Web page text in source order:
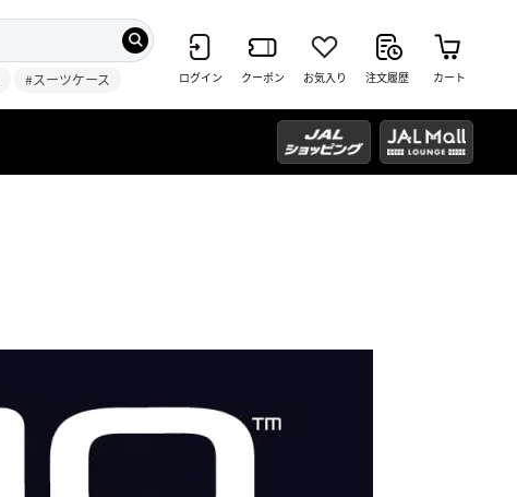
#スーツケース ログイン クーポン お気入り 注文履歴 カート